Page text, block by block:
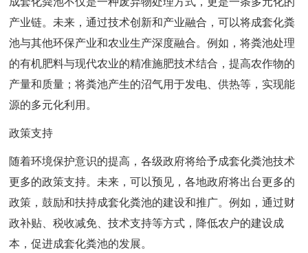
产业链。未来，通过技术创新和产业融合，可以将成套化粪
池与其他环保产业和农业生产深度融合。例如，将粪池处理
的有机肥料与现代农业的精准施肥技术结合，提高农作物的
产量和质量；将粪池产生的沼气用于发电、供热等，实现能
源的多元化利用。
政策支持
随着环境保护意识的提高，各级政府将给予成套化粪池技术
更多的政策支持。未来，可以预见，各地政府将出台更多的
政策，鼓励和扶持成套化粪池的建设和推广。例如，通过财
政补贴、税收减免、技术支持等方式，降低农户的建设成
本，促进成套化粪池的发展。